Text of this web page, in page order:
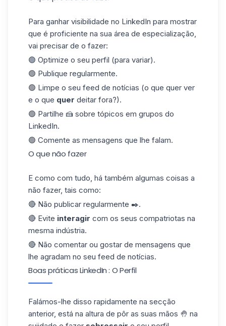
Para ganhar visibilidade no LinkedIn para mostrar
que é proficiente na sua área de especialização,
vai precisar de o fazer:
🟢 Optimize o seu perfil (para variar).
🟢 Publique regularmente.
🟢 Limpe o seu feed de notícias (o que quer ver
e o que quer deitar fora?).
🟢 Partilhe 🍰 sobre tópicos em grupos do
LinkedIn.
🟢 Comente as mensagens que lhe falam.
O que não fazer
E como com tudo, há também algumas coisas a
não fazer, tais como:
🔴 Não publicar regularmente ✒️.
🔴 Evite interagir com os seus compatriotas na
mesma indústria.
🔴 Não comentar ou gostar de mensagens que
lhe agradam no seu feed de notícias.
Boas práticas LinkedIn : O Perfil
Falámos-lhe disso rapidamente na secção
anterior, está na altura de pôr as suas mãos 🤚 na